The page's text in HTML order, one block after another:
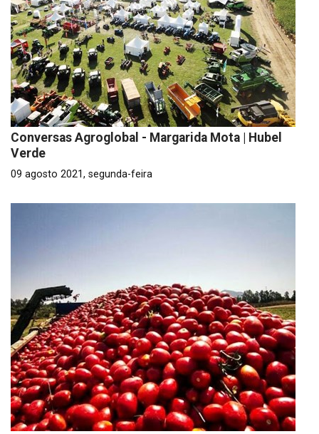
Conversas Agroglobal - Margarida Mota | Hubel
Verde
09 agosto 2021, segunda-feira